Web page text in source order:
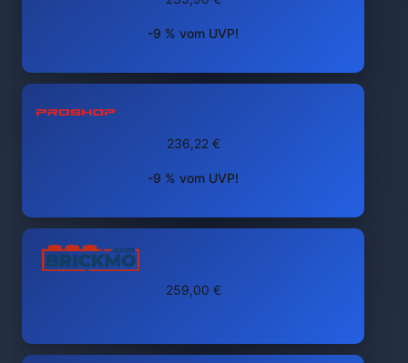
-9 % vom UVP!
236,22 €
-9 % vom UVP!
259,00 €